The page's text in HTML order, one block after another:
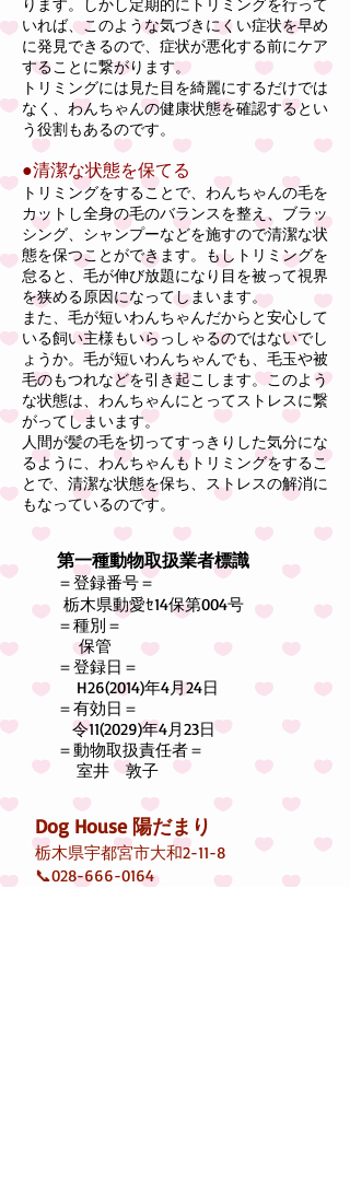
ります。しかし定期的にトリミングを行って
いれば、このような気づきにくい症状を早め
に発見できるので、症状が悪化する前にケア
することに繋がります。
トリミングには見た目を綺麗にするだけでは
なく、わんちゃんの健康状態を確認するとい
う役割もあるのです。
●清潔な状態を保てる
トリミングをすることで、わんちゃんの毛を
カットし全身の毛のバランスを整え、ブラッ
シング、シャンプーなどを施すので清潔な状
態を保つことができます。もしトリミングを
怠ると、毛が伸び放題になり目を被って視界
を狭める原因になってしまいます。
また、毛が短いわんちゃんだからと安心して
いる飼い主様もいらっしゃるのではないでし
ょうか。毛が短いわんちゃんでも、毛玉や被
毛のもつれなどを引き起こします。このよう
な状態は、わんちゃんにとってストレスに繋
がってしまいます。
人間が髪の毛を切ってすっきりした気分にな
るように、わんちゃんもトリミングをするこ
とで、清潔な状態を保ち、ストレスの解消に
もなっているのです。
第一種動物取扱業者標識
＝登録番号＝
栃木県動愛ｾ14保第004号
＝種別＝
保管
＝登録日＝
H26(2014)年4月24日
＝有効日＝
令11(2029)年4月23日
＝動物取扱責任者＝
室井 敦子
Dog House 陽だまり
栃木県宇都宮市大和2-11-8
📞028-666-0164